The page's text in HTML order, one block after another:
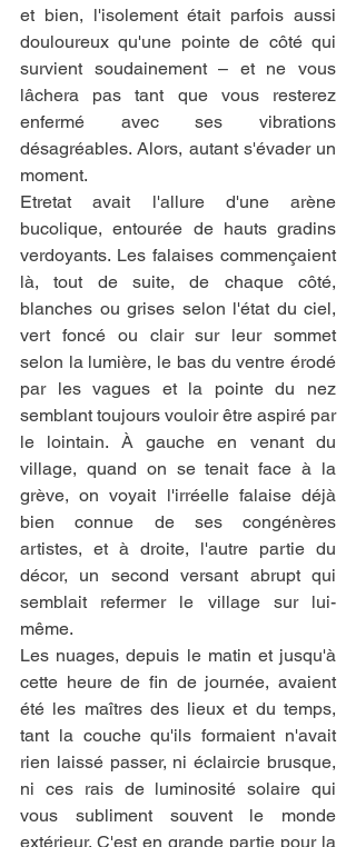
et bien, l'isolement était parfois aussi
douloureux qu'une pointe de côté qui
survient soudainement – et ne vous
lâchera pas tant que vous resterez
enfermé avec ses vibrations
désagréables. Alors, autant s'évader un
moment.
Etretat avait l'allure d'une arène
bucolique, entourée de hauts gradins
verdoyants. Les falaises commençaient
là, tout de suite, de chaque côté,
blanches ou grises selon l'état du ciel,
vert foncé ou clair sur leur sommet
selon la lumière, le bas du ventre érodé
par les vagues et la pointe du nez
semblant toujours vouloir être aspiré par
le lointain. À gauche en venant du
village, quand on se tenait face à la
grève, on voyait l'irréelle falaise déjà
bien connue de ses congénères
artistes, et à droite, l'autre partie du
décor, un second versant abrupt qui
semblait refermer le village sur lui-
même.
Les nuages, depuis le matin et jusqu'à
cette heure de fin de journée, avaient
été les maîtres des lieux et du temps,
tant la couche qu'ils formaient n'avait
rien laissé passer, ni éclaircie brusque,
ni ces rais de luminosité solaire qui
vous subliment souvent le monde
extérieur. C'est en grande partie pour la